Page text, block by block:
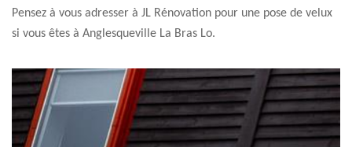
Pensez à vous adresser à JL Rénovation pour une pose de velux
si vous êtes à Anglesqueville La Bras Lo.